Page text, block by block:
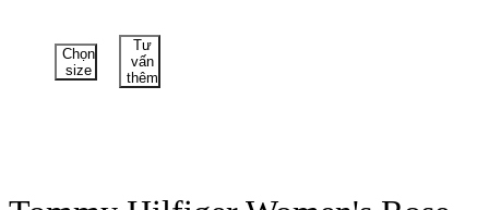
Chọn
size
Tư
vấn
thêm